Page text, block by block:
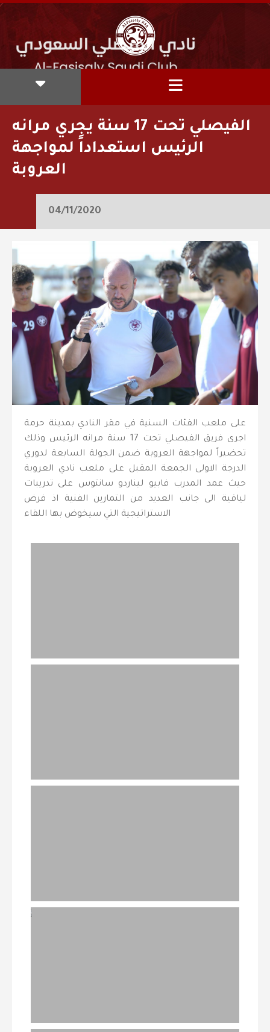
الفيصلي تحت 17 سنة يجري مرانه
الرئيس استعداداً لمواجهة
العروبة
04/11/2020
على ملعب الفئات السنية في مقر النادي بمدينة حرمة
اجرى فريق الفيصلي تحت 17 سنة مرانه الرئيس وذلك
تحضيراً لمواجهة العروبة ضمن الجولة السابعة لدوري
الدرجة الاولى الجمعة المقبل على ملعب نادي العروبة
حيث عمد المدرب فابيو ليناردو سانتوس على تدريبات
لياقية الى جانب العديد من التمارين الفنية اذ فرض
الاستراتيجية التي سيخوض بها اللقاء